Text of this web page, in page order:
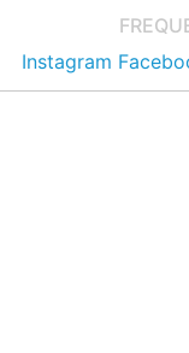
Instagram